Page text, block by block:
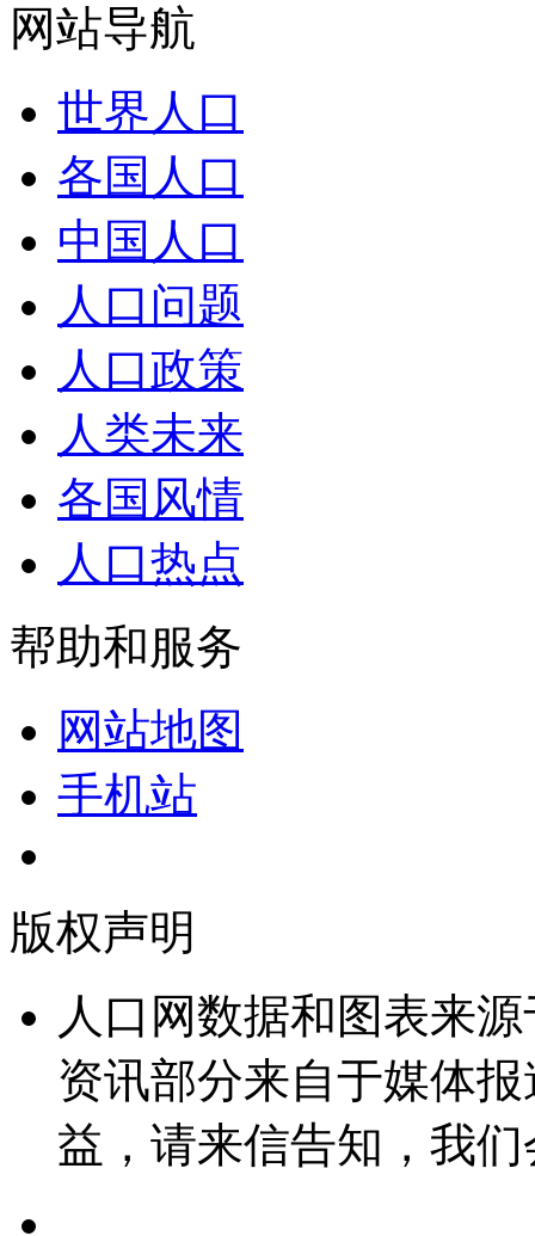
网站导航
世界人口
各国人口
中国人口
人口问题
人口政策
人类未来
各国风情
人口热点
帮助和服务
网站地图
手机站
版权声明
人口网数据和图表来
资讯部分来自于媒体
益，请来信告知，我